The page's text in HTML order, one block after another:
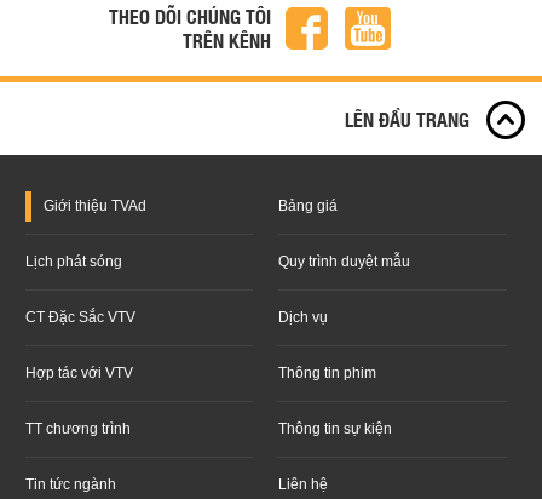
THEO DÕI CHÚNG TÔI
TRÊN KÊNH
LÊN ĐẦU TRANG
Giới thiệu TVAd Bảng giá
Lịch phát sóng Quy trình duyệt mẫu
CT Đặc Sắc VTV Dịch vụ
Hợp tác với VTV Thông tin phim
TT chương trình Thông tin sự kiện
Tin tức ngành Liên hệ